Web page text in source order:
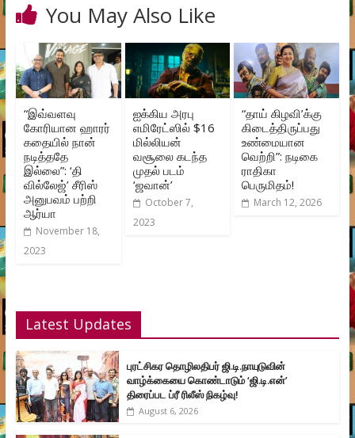
You May Also Like
“இவ்வளவு
கோரியான ஹாரர்
கதையில் நான்
நடித்ததே
இல்லை”: ‘தி
வில்லேஜ்’ சீரிஸ்
அனுபவம் பற்றி
ஆர்யா
November 18,
2023
ஐக்கிய அரபு
எமிரேட்ஸில் $16
மில்லியன்
வசூலை கடந்த
முதல் படம்
‘ஜவான்’
October 7,
2023
“தாய் கிழவி’க்கு
கிடைத்திருப்பது
உண்மையான
வெற்றி”: நடிகை
ராதிகா
பெருமிதம்!
March 12, 2026
Latest Updates
புரட்சிகர தொழிலதிபர் ஜி.டி.நாயுடுவின்
வாழ்க்கையை கொண்டாடும் ‘ஜி.டி.என்’
திரைப்பட ப்ரீ ரிலீஸ் நிகழ்வு!
August 6, 2026